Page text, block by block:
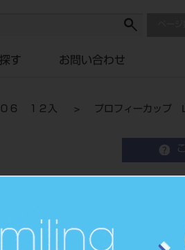
す お問い合わせ
６ １２入 プロフィーカ
プロ
Scaling